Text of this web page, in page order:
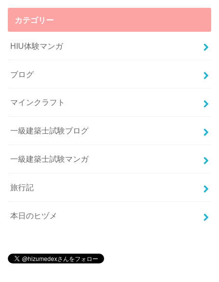
カテゴリー
HIU体験マンガ
ブログ
マインクラフト
一級建築士試験ブログ
一級建築士試験マンガ
旅行記
本日のヒヅメ